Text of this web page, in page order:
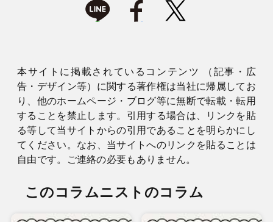
本サイトに掲載されているコンテンツ （記事・広
告・デザイン等）に関する著作権は当社に帰属してお
り、他のホームページ・ブログ等に無断で転載・転用
することを禁止します。引用する場合は、リンクを貼
る等して当サイトからの引用であることを明らかにし
てください。なお、当サイトへのリンクを貼ることは
自由です。ご連絡の必要もありません。
このコラムニストのコラム